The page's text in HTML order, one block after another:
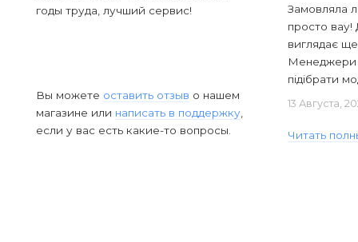
годы труда, лучший сервис!
Вы можете оставить отзыв о нашем
магазине или написать в поддержку
если у вас есть какие-то вопросы.
Замовляла
просто вау!
виглядає
Менеджери
підібрати
13 Августа,
Читать